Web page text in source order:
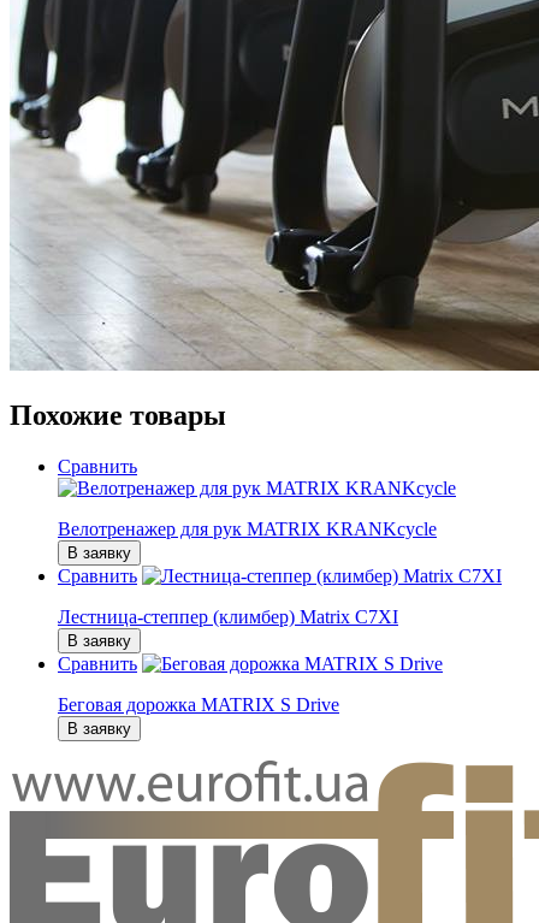
Похожие товары
Сравнить
Велотренажер для рук MATRIX KRANKcycle
В заявку
Сравнить
Лестница-степпер (климбер) Matrix C7XI
В заявку
Сравнить
Беговая дорожка MATRIX S Drive
В заявку